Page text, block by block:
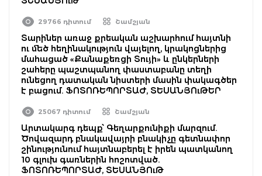
29766 դիտում Շամշյան
Տարիներ առաջ քրեական աշխարհում հայտնի
ու մեծ հեղինակություն վայելող, կրակոցներից
մահացած «Քանաքեռցի Տույի» և ընկերների
շահերը պաշտպանող փաստաբանը տեղի
ունեցող դատական նիստերի մասին փակագծեր
է բացում. ՖՈՏՈՌԵՊՈՐՏԱԺ, ՏԵՍԱՆՅՈւԹԵՐ
25067 դիտում Շամշյան
Արտակարգ դեպք՝ Գեղարքունիքի մարզում.
Ծովազարդ բնակավայրի բնակիչը գետնափոր
շինությունում հայտնաբերել է իրեն պատկանող
10 գլուխ գառներին հոշոտված.
ՖՈՏՈՌԵՊՈՐՏԱԺ, ՏԵՍԱՆՅՈւԹ